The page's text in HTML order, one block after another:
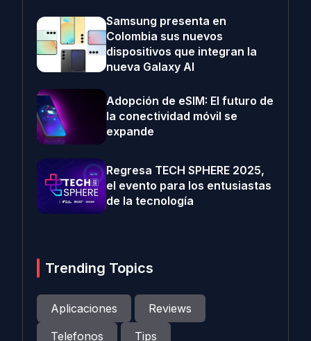
Samsung presenta en
Colombia sus nuevos
dispositivos que integran la
nueva Galaxy AI
Adopción de eSIM: El futuro de
la conectividad móvil se
expande
Regresa TECH SPHERE 2025,
el evento para los entusiastas
de la tecnología
Trending Topics
Aplicaciones
Reviews
Telefonos
Tips